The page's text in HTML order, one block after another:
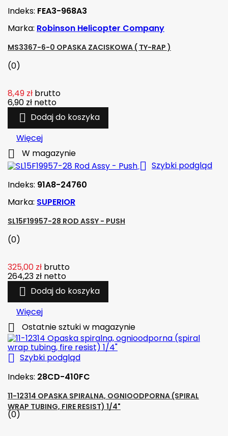
Indeks: FEA3-968A3
Marka: Robinson Helicopter Company
MS3367-6-0 OPASKA ZACISKOWA ( TY-RAP )
(0)
8,49 zł brutto
6,90 zł netto
 Dodaj do koszyka
Więcej
 W magazynie
 Szybki podgląd
Indeks: 91A8-24760
Marka: SUPERIOR
SL15F19957-28 ROD ASSY - PUSH
(0)
325,00 zł brutto
264,23 zł netto
 Dodaj do koszyka
Więcej
 Ostatnie sztuki w magazynie
 Szybki podgląd
Indeks: 28CD-410FC
11-12314 OPASKA SPIRALNA, OGNIOODPORNA (SPIRAL
WRAP TUBING, FIRE RESIST) 1/4"
(0)